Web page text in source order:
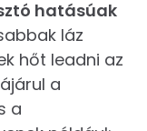
hatásúak
láz
hőt leadni az
a
a